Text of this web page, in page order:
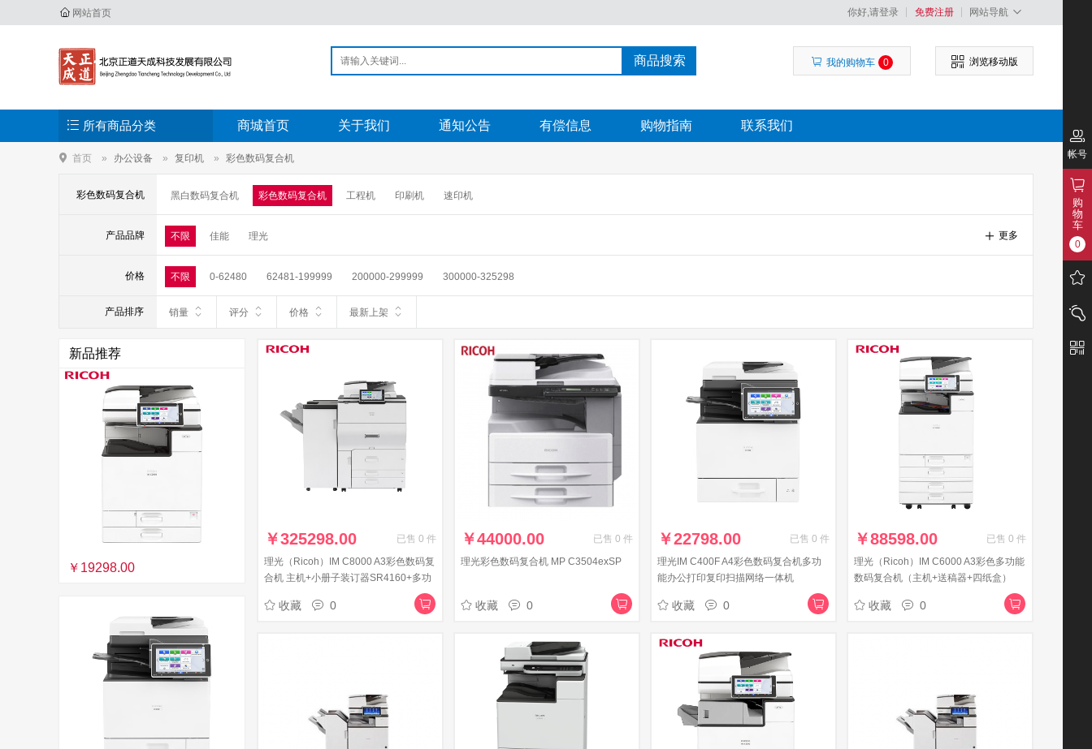
网站首页 你好,请登录 免费注册 网站导航
商品搜索 我的购物车 0 浏览移动版
所有商品分类 商城首页 关于我们 通知公告 有偿信息 购物指南 联系我们
首页 办公设备 复印机 彩色数码复合机
彩色数码复合机 黑白数码复合机 彩色数码复合机 工程机 印刷机 速印机
产品品牌 不限 佳能 理光 更多
价格 不限 0-62480 62481-199999 200000-299999 300000-325298
产品排序 销量 评分 价格 最新上架
新品推荐
￥19298.00
￥325298.00 已售 0 件
理光（Ricoh）IM C8000 A3彩色数码复
合机 主机+小册子装订器SR4160+多功
收藏 0
￥44000.00 已售 0 件
理光彩色数码复合机 MP C3504exSP
收藏 0
￥22798.00 已售 0 件
理光IM C400F A4彩色数码复合机多功
能办公打印复印扫描网络一体机
收藏 0
￥88598.00 已售 0 件
理光（Ricoh）IM C6000 A3彩色多功能
数码复合机（主机+送稿器+四纸盒）
收藏 0
帐号
购
物
车
0